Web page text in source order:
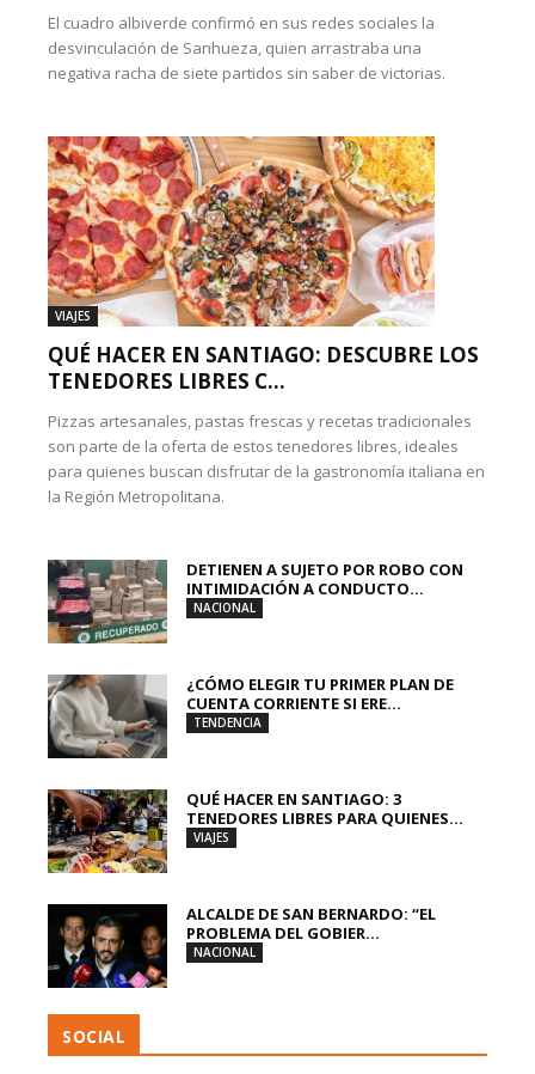
El cuadro albiverde confirmó en sus redes sociales la
desvinculación de Sanhueza, quien arrastraba una
negativa racha de siete partidos sin saber de victorias.
VIAJES
QUÉ HACER EN SANTIAGO: DESCUBRE LOS
TENEDORES LIBRES C...
Pizzas artesanales, pastas frescas y recetas tradicionales
son parte de la oferta de estos tenedores libres, ideales
para quienes buscan disfrutar de la gastronomía italiana en
la Región Metropolitana.
DETIENEN A SUJETO POR ROBO CON
INTIMIDACIÓN A CONDUCTO...
NACIONAL
¿CÓMO ELEGIR TU PRIMER PLAN DE
CUENTA CORRIENTE SI ERE...
TENDENCIA
QUÉ HACER EN SANTIAGO: 3
TENEDORES LIBRES PARA QUIENES...
VIAJES
ALCALDE DE SAN BERNARDO: “EL
PROBLEMA DEL GOBIER...
NACIONAL
SOCIAL